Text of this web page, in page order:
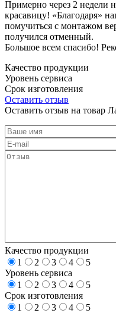
Примерно через 2 недели
красавицу! «Благодаря»
помучиться с монтажом
получился отменный.
Большое всем спасибо!
Качество продукции
Уровень сервиса
Срок изготовления
Оставить отзыв
Оставить отзыв на товар
Качество продукции
1
2 3 4
5
Уровень сервиса
1
2 3 4
5
Срок изготовления
1
2 3 4
5